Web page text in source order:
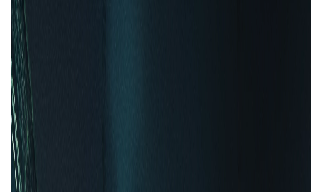
Opstelling nog niet bekend
Vukovar 91